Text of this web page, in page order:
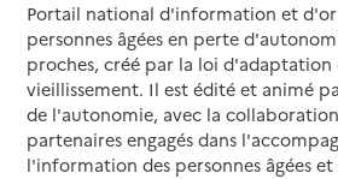
Portail national d'information et
personnes âgées en perte
proches, créé par la loi d'adaptation
vieillissement. Il est édité et animé
de l'autonomie, avec la
partenaires engagés dans
l'information des personnes âgées et